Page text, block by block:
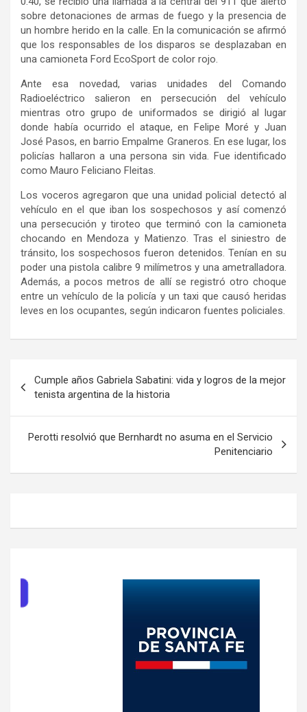
sobre detonaciones de armas de fuego y la presencia de
un hombre herido en la calle. En la comunicación se afirmó
que los responsables de los disparos se desplazaban en
una camioneta Ford EcoSport de color rojo.
Ante esa novedad, varias unidades del Comando
Radioeléctrico salieron en persecución del vehículo
mientras otro grupo de uniformados se dirigió al lugar
donde había ocurrido el ataque, en Felipe Moré y Juan
José Pasos, en barrio Empalme Graneros. En ese lugar, los
policías hallaron a una persona sin vida. Fue identificado
como Mauro Feliciano Fleitas.
Los voceros agregaron que una unidad policial detectó al
vehículo en el que iban los sospechosos y así comenzó
una persecución y tiroteo que terminó con la camioneta
chocando en Mendoza y Matienzo. Tras el siniestro de
tránsito, los sospechosos fueron detenidos. Tenían en su
poder una pistola calibre 9 milímetros y una ametralladora.
Además, a pocos metros de allí se registró otro choque
entre un vehículo de la policía y un taxi que causó heridas
leves en los ocupantes, según indicaron fuentes policiales.
de
entradas
Cumple años Gabriela Sabatini: vida y logros de la mejor
tenista argentina de la historia
Perotti resolvió que Bernhardt no asuma en el Servicio
Penitenciario